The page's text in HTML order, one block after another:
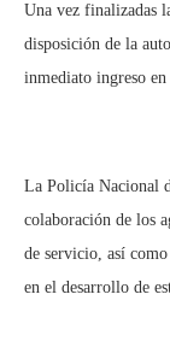
Una vez finalizadas
disposición de la
inmediato ingreso
La Policía Nacional
colaboración de los
de servicio, así
en el desarrollo de